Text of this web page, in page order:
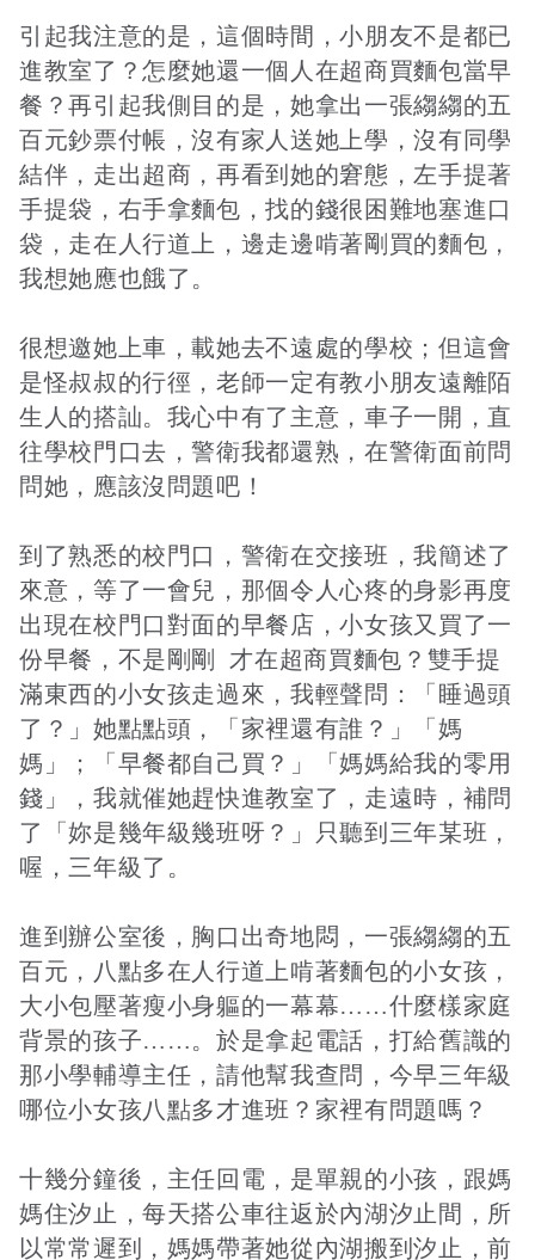
水力電能
公共給水
鐵道立體化
捷運
成果年報
工作報告及財務報表
接受及支付捐補助名冊
工作計畫及經費預算
誠信經營規範
引起我注意的是，這個時間，小朋友不是都已
進教室了？怎麼她還一個人在超商買麵包當早
餐？再引起我側目的是，她拿出一張縐縐的五
百元鈔票付帳，沒有家人送她上學，沒有同學
結伴，走出超商，再看到她的窘態，左手提著
手提袋，右手拿麵包，找的錢很困難地塞進口
袋，走在人行道上，邊走邊啃著剛買的麵包，
我想她應也餓了。
很想邀她上車，載她去不遠處的學校；但這會
是怪叔叔的行徑，老師一定有教小朋友遠離陌
生人的搭訕。我心中有了主意，車子一開，直
往學校門口去，警衛我都還熟，在警衛面前問
問她，應該沒問題吧！
到了熟悉的校門口，警衛在交接班，我簡述了
來意，等了一會兒，那個令人心疼的身影再度
出現在校門口對面的早餐店，小女孩又買了一
份早餐，不是剛剛 才在超商買麵包？雙手提
滿東西的小女孩走過來，我輕聲問：「睡過頭
了？」她點點頭，「家裡還有誰？」「媽
媽」；「早餐都自己買？」「媽媽給我的零用
錢」，我就催她趕快進教室了，走遠時，補問
了「妳是幾年級幾班呀？」只聽到三年某班，
喔，三年級了。
進到辦公室後，胸口出奇地悶，一張縐縐的五
百元，八點多在人行道上啃著麵包的小女孩，
大小包壓著瘦小身軀的一幕幕……什麼樣家庭
背景的孩子……。於是拿起電話，打給舊識的
那小學輔導主任，請他幫我查問，今早三年級
哪位小女孩八點多才進班？家裡有問題嗎？
十幾分鐘後，主任回電，是單親的小孩，跟媽
媽住汐止，每天搭公車往返於內湖汐止間，所
以常常遲到，媽媽帶著她從內湖搬到汐止，前